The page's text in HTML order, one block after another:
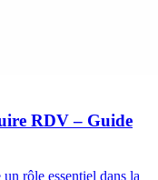
RDV – Guide
rôle essentiel dans la